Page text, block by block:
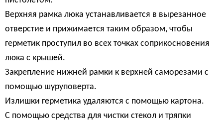
Верхняя рамка люка устанавливается в вырезанное
отверстие и прижимается таким образом, чтобы
герметик проступил во всех точках соприкосновения
люка с крышей.
Закрепление нижней рамки к верхней саморезами с
помощью шуруповерта.
Излишки герметика удаляются с помощью картона.
С помощью средства для чистки стекол и тряпки